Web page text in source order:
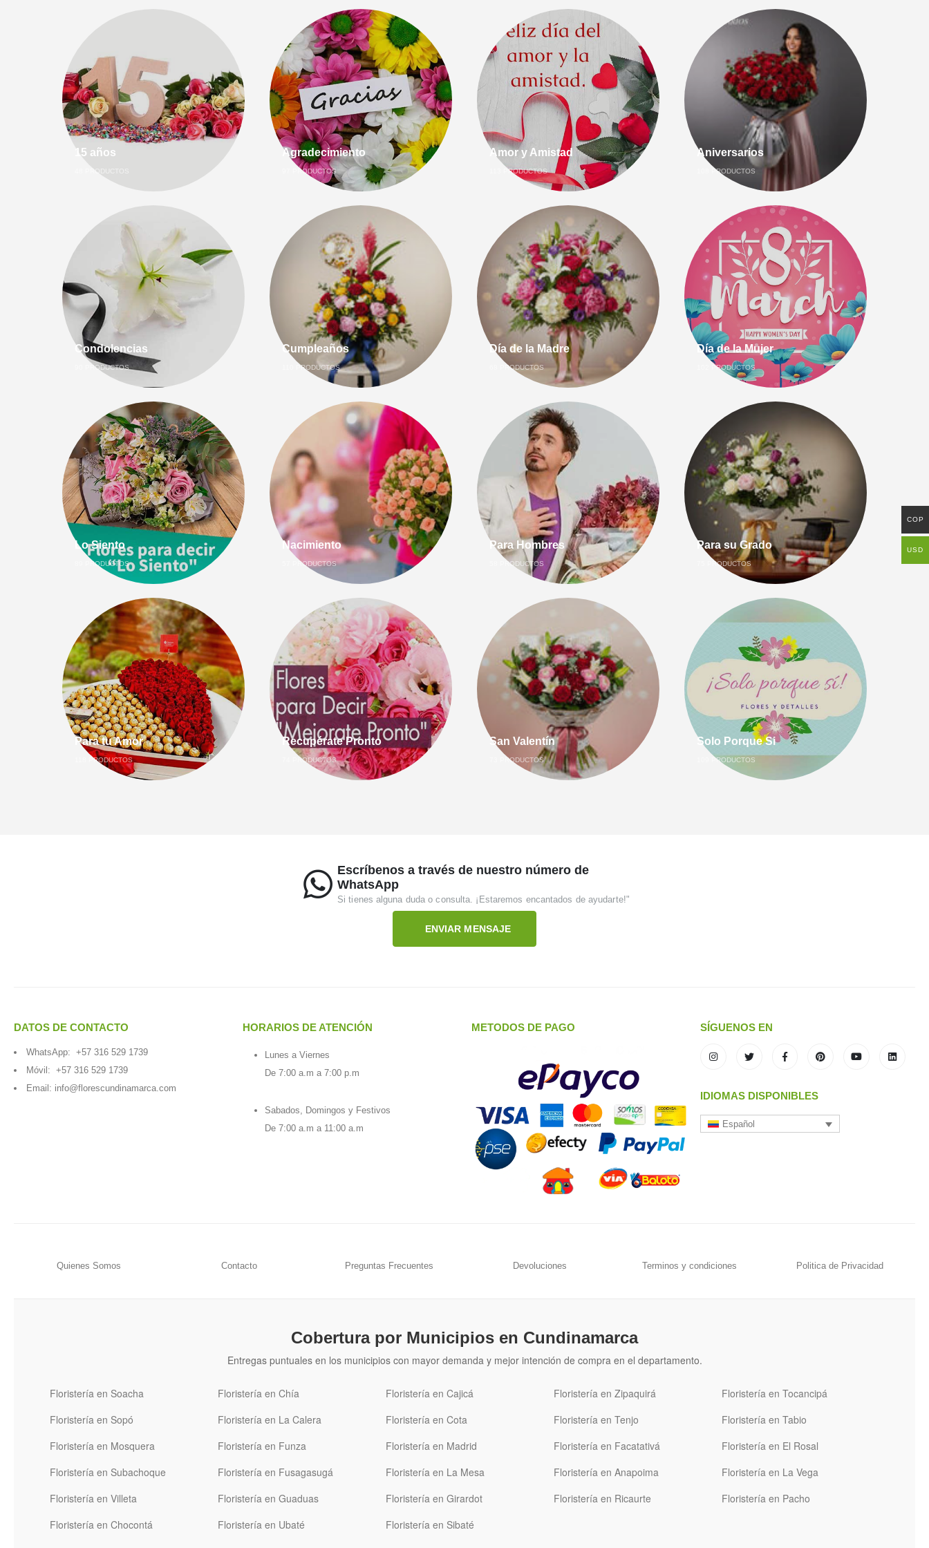
15 años
PRODUCTOS
Agradecimiento
PRODUCTOS
Amor y Amistad
PRODUCTOS
Aniversarios
PRODUCTOS
Condolencias
PRODUCTOS
Cumpleaños
PRODUCTOS
Día de la Madre
PRODUCTOS
Día de la Mujer
PRODUCTOS
Lo Siento
PRODUCTOS
Nacimiento
PRODUCTOS
Para Hombres
PRODUCTOS
Para su Grado
PRODUCTOS
Para tu Amor
PRODUCTOS
Recupérate Pronto
PRODUCTOS
San Valentín
PRODUCTOS
Solo Porque Si
PRODUCTOS
Escríbenos a través de nuestro número de
WhatsApp
Si tienes alguna duda o consulta. ¡Estaremos encantados de ayudarte!"
ENVIAR MENSAJE
DATOS DE CONTACTO
WhatsApp: +57 316 529 1739
Móvil: +57 316 529 1739
Email: info@florescundinamarca.com
HORARIOS DE ATENCIÓN
Lunes a Viernes
De 7:00 a.m a 7:00 p.m
Sabados, Domingos y Festivos
De 7:00 a.m a 11:00 a.m
METODOS DE PAGO SÍGUENOS EN
IDIOMAS DISPONIBLES
Español
Quienes Somos Contacto Preguntas Frecuentes Devoluciones Terminos y condiciones Politica de Privacidad
Cobertura por Municipios en Cundinamarca
Entregas puntuales en los municipios con mayor demanda y mejor intención de compra en el departamento.
Floristería en Soacha Floristería en Chía Floristería en Cajicá Floristería en Zipaquirá
Floristería en Tocancipá
Floristería en Sopó
Floristería en La Calera Floristería en Cota Floristería en Tenjo
Floristería en Tabio
Floristería en Mosquera
Floristería en Funza Floristería en Madrid Floristería en Facatativá
Floristería en El Rosal
Floristería en Subachoque
Floristería en Fusagasugá Floristería en La Mesa Floristería en Anapoima
Floristería en La Vega
Floristería en Villeta
Floristería en Guaduas Floristería en Girardot Floristería en Ricaurte
Floristería en Pacho
Floristería en Chocontá
Floristería en Ubaté Floristería en Sibaté
COP
USD